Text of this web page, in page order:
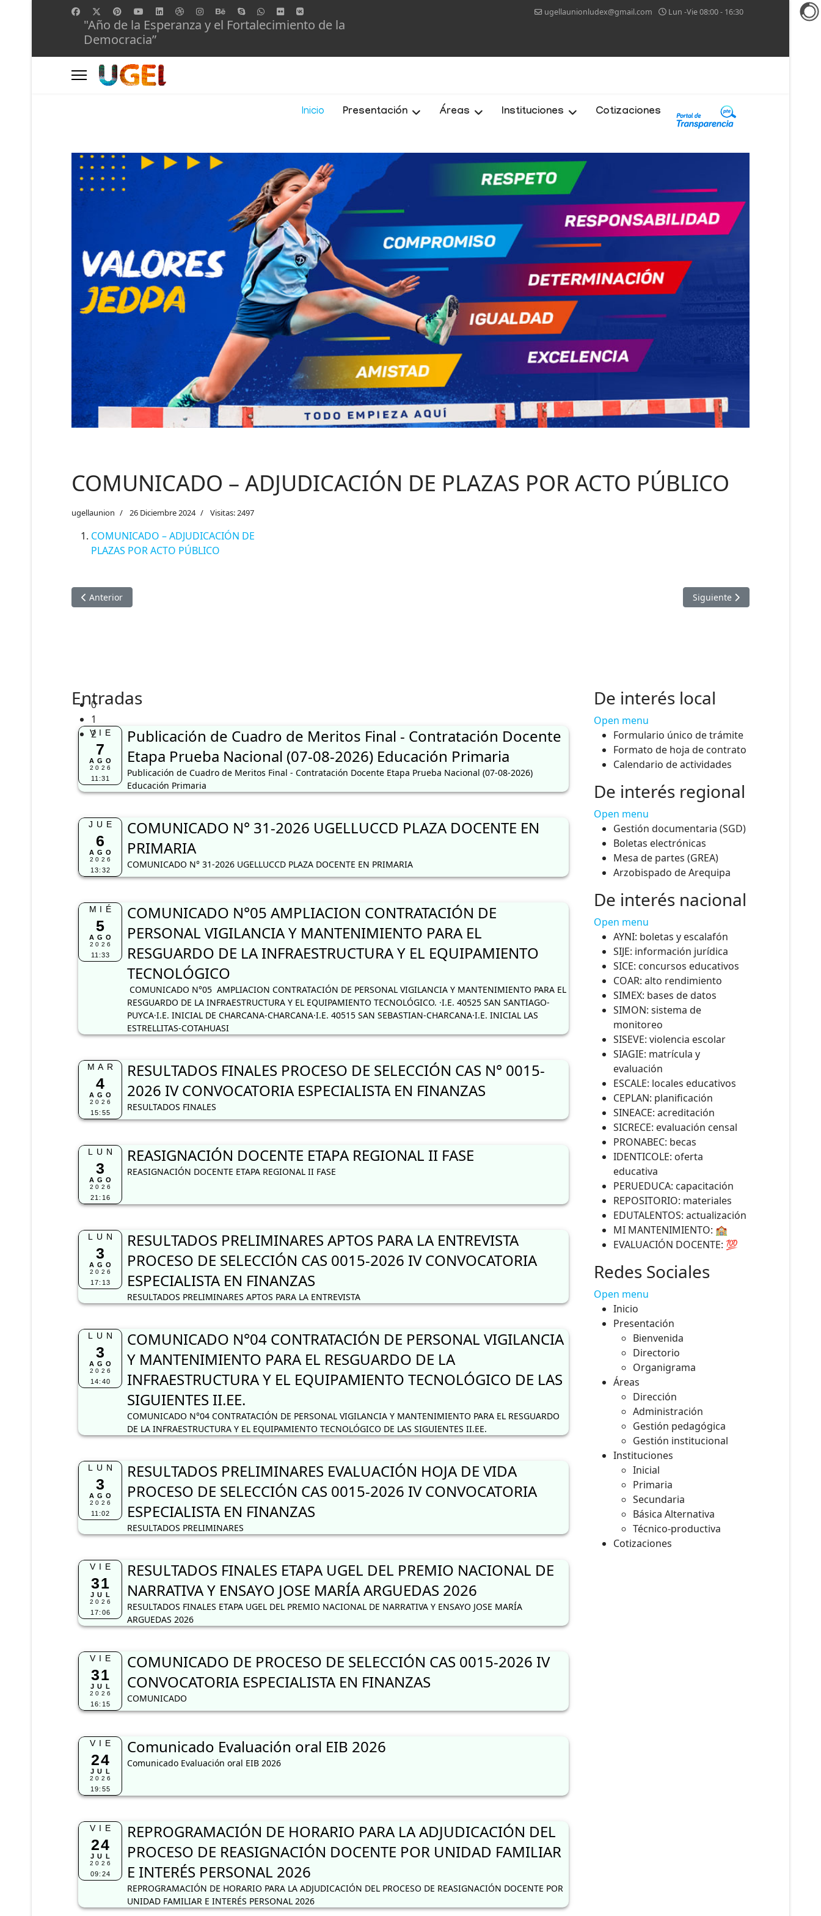
"Año de la Esperanza y el Fortalecimiento de la
Democracia”
ugellaunionludex@gmail.com Lun -Vie 08:00 - 16:30
Inicio Presentación Áreas Instituciones Cotizaciones
0
1
2
COMUNICADO – ADJUDICACIÓN DE PLAZAS POR ACTO PÚBLICO
ugellaunion 26 Diciembre 2024 Visitas: 2497
COMUNICADO – ADJUDICACIÓN DE
PLAZAS POR ACTO PÚBLICO
Artículo anterior: FORMATO VACACIONES TRUNCAS -DOCENTES
Anterior Artículo siguiente: PLAZAS
Siguiente
Entradas
VIE
7
AGO
2026
11:31
Publicación de Cuadro de Meritos Final - Contratación Docente
Etapa Prueba Nacional (07-08-2026) Educación Primaria
Publicación de Cuadro de Meritos Final - Contratación Docente Etapa Prueba Nacional (07-08-2026)
Educación Primaria
JUE
6
AGO
2026
13:32
COMUNICADO N° 31-2026 UGELLUCCD PLAZA DOCENTE EN
PRIMARIA
COMUNICADO N° 31-2026 UGELLUCCD PLAZA DOCENTE EN PRIMARIA
MIÉ
5
AGO
2026
11:33
COMUNICADO N°05 AMPLIACION CONTRATACIÓN DE
PERSONAL VIGILANCIA Y MANTENIMIENTO PARA EL
RESGUARDO DE LA INFRAESTRUCTURA Y EL EQUIPAMIENTO
TECNOLÓGICO
COMUNICADO N°05 AMPLIACION CONTRATACIÓN DE PERSONAL VIGILANCIA Y MANTENIMIENTO PARA EL
RESGUARDO DE LA INFRAESTRUCTURA Y EL EQUIPAMIENTO TECNOLÓGICO. ·I.E. 40525 SAN SANTIAGO-
PUYCA·I.E. INICIAL DE CHARCANA-CHARCANA·I.E. 40515 SAN SEBASTIAN-CHARCANA·I.E. INICIAL LAS
ESTRELLITAS-COTAHUASI
MAR
4
AGO
2026
15:55
RESULTADOS FINALES PROCESO DE SELECCIÓN CAS N° 0015-
2026 IV CONVOCATORIA ESPECIALISTA EN FINANZAS
RESULTADOS FINALES
LUN
3
AGO
2026
21:16
REASIGNACIÓN DOCENTE ETAPA REGIONAL II FASE
REASIGNACIÓN DOCENTE ETAPA REGIONAL II FASE
LUN
3
AGO
2026
17:13
RESULTADOS PRELIMINARES APTOS PARA LA ENTREVISTA
PROCESO DE SELECCIÓN CAS 0015-2026 IV CONVOCATORIA
ESPECIALISTA EN FINANZAS
RESULTADOS PRELIMINARES APTOS PARA LA ENTREVISTA
LUN
3
AGO
2026
14:40
COMUNICADO N°04 CONTRATACIÓN DE PERSONAL VIGILANCIA
Y MANTENIMIENTO PARA EL RESGUARDO DE LA
INFRAESTRUCTURA Y EL EQUIPAMIENTO TECNOLÓGICO DE LAS
SIGUIENTES II.EE.
COMUNICADO N°04 CONTRATACIÓN DE PERSONAL VIGILANCIA Y MANTENIMIENTO PARA EL RESGUARDO
DE LA INFRAESTRUCTURA Y EL EQUIPAMIENTO TECNOLÓGICO DE LAS SIGUIENTES II.EE.
LUN
3
AGO
2026
11:02
RESULTADOS PRELIMINARES EVALUACIÓN HOJA DE VIDA
PROCESO DE SELECCIÓN CAS 0015-2026 IV CONVOCATORIA
ESPECIALISTA EN FINANZAS
RESULTADOS PRELIMINARES
VIE
31
JUL
2026
17:06
RESULTADOS FINALES ETAPA UGEL DEL PREMIO NACIONAL DE
NARRATIVA Y ENSAYO JOSE MARÍA ARGUEDAS 2026
RESULTADOS FINALES ETAPA UGEL DEL PREMIO NACIONAL DE NARRATIVA Y ENSAYO JOSE MARÍA
ARGUEDAS 2026
VIE
31
JUL
2026
16:15
COMUNICADO DE PROCESO DE SELECCIÓN CAS 0015-2026 IV
CONVOCATORIA ESPECIALISTA EN FINANZAS
COMUNICADO
VIE
24
JUL
2026
19:55
Comunicado Evaluación oral EIB 2026
Comunicado Evaluación oral EIB 2026
VIE
24
JUL
2026
09:24
REPROGRAMACIÓN DE HORARIO PARA LA ADJUDICACIÓN DEL
PROCESO DE REASIGNACIÓN DOCENTE POR UNIDAD FAMILIAR
E INTERÉS PERSONAL 2026
REPROGRAMACIÓN DE HORARIO PARA LA ADJUDICACIÓN DEL PROCESO DE REASIGNACIÓN DOCENTE POR
UNIDAD FAMILIAR E INTERÉS PERSONAL 2026
De interés local
Open menu
Formulario único de trámite
Formato de hoja de contrato
Calendario de actividades
De interés regional
Open menu
Gestión documentaria (SGD)
Boletas electrónicas
Mesa de partes (GREA)
Arzobispado de Arequipa
De interés nacional
Open menu
AYNI: boletas y escalafón
SIJE: información jurídica
SICE: concursos educativos
COAR: alto rendimiento
SIMEX: bases de datos
SIMON: sistema de
monitoreo
SISEVE: violencia escolar
SIAGIE: matrícula y
evaluación
ESCALE: locales educativos
CEPLAN: planificación
SINEACE: acreditación
SICRECE: evaluación censal
PRONABEC: becas
IDENTICOLE: oferta
educativa
PERUEDUCA: capacitación
REPOSITORIO: materiales
EDUTALENTOS: actualización
MI MANTENIMIENTO: 🏫
EVALUACIÓN DOCENTE: 💯
Redes Sociales
Open menu
Inicio
Presentación
Bienvenida
Directorio
Organigrama
Áreas
Dirección
Administración
Gestión pedagógica
Gestión institucional
Instituciones
Inicial
Primaria
Secundaria
Básica Alternativa
Técnico-productiva
Cotizaciones